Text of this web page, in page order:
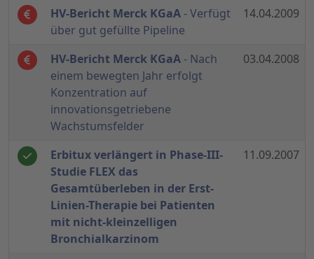
HV-Bericht Merck KGaA- Verfügt
über gut gefüllte Pipeline
14.04.2009
HV-Bericht Merck KGaA - Nach
einem bewegten Jahr erfolgt
Konzentration auf
innovationsgetriebene
Wachstumsfelder
03.04.2008
Erbitux verlängert in Phase-III-
Studie FLEX das
Gesamtüberleben in der Erst-
Linien-Therapie bei Patienten
mit nicht-kleinzelligen
Bronchialkarzinom
11.09.2007